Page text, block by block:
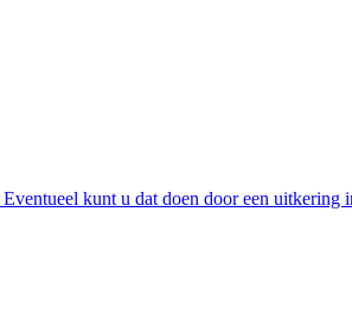
kunt u dat doen door een uitkering